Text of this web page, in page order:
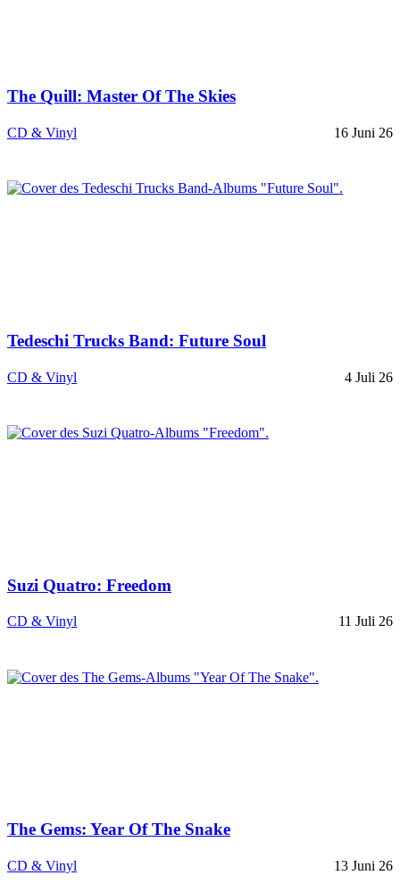
The Quill: Master Of The Skies
CD & Vinyl 16 Juni 26
Tedeschi Trucks Band: Future Soul
CD & Vinyl 4 Juli 26
Suzi Quatro: Freedom
CD & Vinyl 11 Juli 26
The Gems: Year Of The Snake
CD & Vinyl 13 Juni 26